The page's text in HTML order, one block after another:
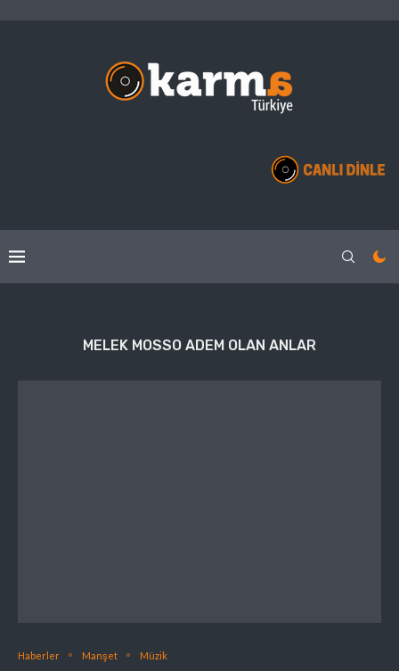
MELEK MOSSO ADEM OLAN ANLAR
Haberler Manşet Müzik